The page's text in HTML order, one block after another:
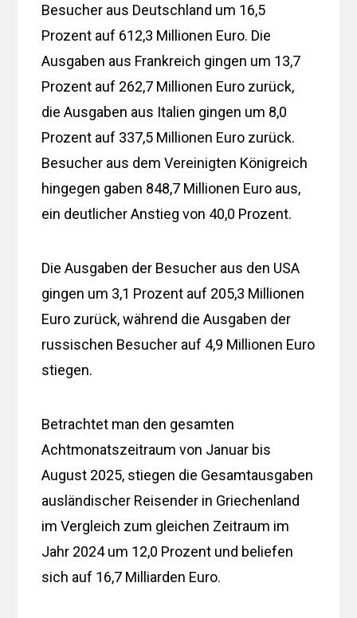
Besucher aus Deutschland um 16,5
Prozent auf 612,3 Millionen Euro. Die
Ausgaben aus Frankreich gingen um 13,7
Prozent auf 262,7 Millionen Euro zurück,
die Ausgaben aus Italien gingen um 8,0
Prozent auf 337,5 Millionen Euro zurück.
Besucher aus dem Vereinigten Königreich
hingegen gaben 848,7 Millionen Euro aus,
ein deutlicher Anstieg von 40,0 Prozent.
Die Ausgaben der Besucher aus den USA
gingen um 3,1 Prozent auf 205,3 Millionen
Euro zurück, während die Ausgaben der
russischen Besucher auf 4,9 Millionen Euro
stiegen.
Betrachtet man den gesamten
Achtmonatszeitraum von Januar bis
August 2025, stiegen die Gesamtausgaben
ausländischer Reisender in Griechenland
im Vergleich zum gleichen Zeitraum im
Jahr 2024 um 12,0 Prozent und beliefen
sich auf 16,7 Milliarden Euro.